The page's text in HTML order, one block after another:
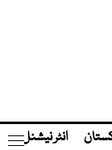
انٹر نیشنل